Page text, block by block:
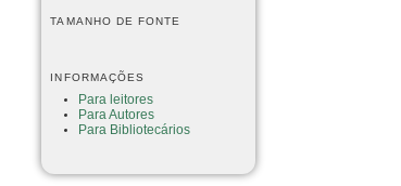
TAMANHO DE FONTE
INFORMAÇÕES
Para leitores
Para Autores
Para Bibliotecários